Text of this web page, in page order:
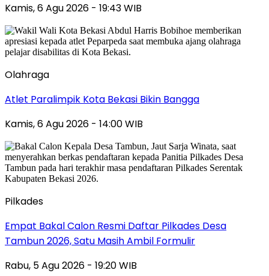
Kamis, 6 Agu 2026 - 19:43 WIB
Olahraga
Atlet Paralimpik Kota Bekasi Bikin Bangga
Kamis, 6 Agu 2026 - 14:00 WIB
Pilkades
Empat Bakal Calon Resmi Daftar Pilkades Desa
Tambun 2026, Satu Masih Ambil Formulir
Rabu, 5 Agu 2026 - 19:20 WIB